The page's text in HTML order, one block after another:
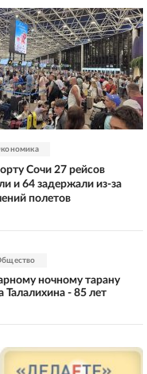
Сочи 27 рейсов
и 64 задержали из-за
полетов
ночному тарану
Талалихина - 85 лет